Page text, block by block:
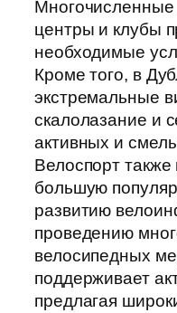
Многочисленные
центры и клубы
необходимые
Кроме того, в
экстремальные
скалолазание и
активных и
Велоспорт также
большую
развитию
проведению
велосипедных
поддерживает
предлагая